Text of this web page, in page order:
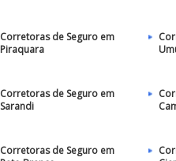
Corretoras de Seguro em
Piraquara
Corretoras de Seguro em
Sarandi
Corretoras de Seguro em